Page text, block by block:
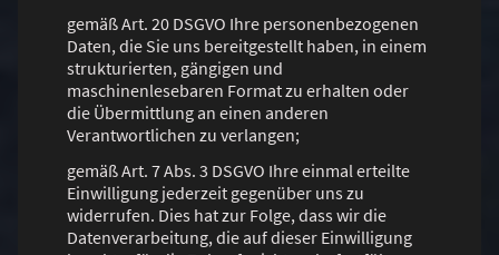
gemäß Art. 20 DSGVO Ihre personenbezogenen
Daten, die Sie uns bereitgestellt haben, in einem
strukturierten, gängigen und
maschinenlesebaren Format zu erhalten oder
die Übermittlung an einen anderen
Verantwortlichen zu verlangen;
gemäß Art. 7 Abs. 3 DSGVO Ihre einmal erteilte
Einwilligung jederzeit gegenüber uns zu
widerrufen. Dies hat zur Folge, dass wir die
Datenverarbeitung, die auf dieser Einwilligung